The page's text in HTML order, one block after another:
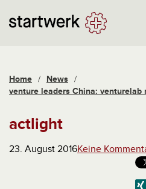
Home / News /
venture leaders China: venturelab
actlight
23. August 2016Keine